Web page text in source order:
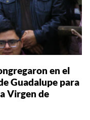
en el
Guadalupe para
Virgen de